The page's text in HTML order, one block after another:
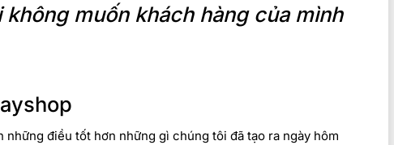
muốn khách hàng của mình
điều tốt hơn những gì chúng tôi đã tạo ra ngày hôm